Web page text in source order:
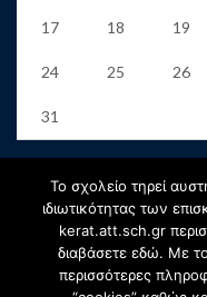
17 18 19
24 25 26
31
« Jun
Αρχείο
Το σχολείο τηρεί
ιδιωτικότητας των
kerat.att.sch.gr
διαβάσετε εδώ. Με
περισσότερες